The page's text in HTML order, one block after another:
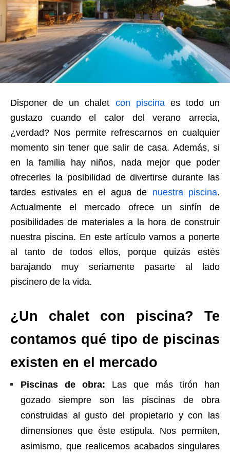
Disponer de un chalet con piscinaes todo un
gustazo cuando el calor del verano arrecia,
¿verdad? Nos permite refrescarnos en cualquier
momento sin tener que salir de casa. Además, si
en la familia hay niños, nada mejor que poder
ofrecerles la posibilidad de divertirse durante las
tardes estivales en el agua de nuestra piscina.
Actualmente el mercado ofrece un sinfín de
posibilidades de materiales a la hora de construir
nuestra piscina. En este artículo vamos a ponerte
al tanto de todos ellos, porque quizás estés
barajando muy seriamente pasarte al lado
piscinero de la vida.
¿Un chalet con piscina? Te
contamos qué tipo de piscinas
existen en el mercado
Piscinas de obra: Las que más tirón han
gozado siempre son las piscinas de obra
construidas al gusto del propietario y con las
dimensiones que éste estipula. Nos permiten,
asimismo, que realicemos acabados singulares